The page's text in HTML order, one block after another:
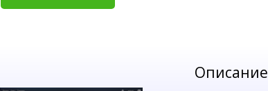
Описание